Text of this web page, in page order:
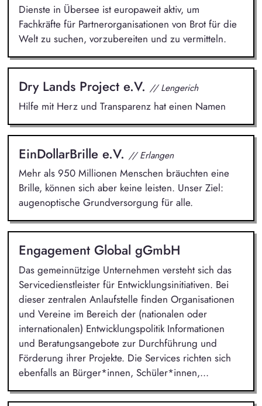
Dienste in Übersee ist europaweit aktiv, um
Fachkräfte für Partnerorganisationen von Brot für die
Welt zu suchen, vorzubereiten und zu vermitteln.
Dry Lands Project e.V. // Lengerich
Hilfe mit Herz und Transparenz hat einen Namen
EinDollarBrille e.V. // Erlangen
Mehr als 950 Millionen Menschen bräuchten eine
Brille, können sich aber keine leisten. Unser Ziel:
augenoptische Grundversorgung für alle.
Engagement Global gGmbH
Das gemeinnützige Unternehmen versteht sich das
Servicedienstleister für Entwicklungsinitiativen. Bei
dieser zentralen Anlaufstelle finden Organisationen
und Vereine im Bereich der (nationalen oder
internationalen) Entwicklungspolitik Informationen
und Beratungsangebote zur Durchführung und
Förderung ihrer Projekte. Die Services richten sich
ebenfalls an Bürger*innen, Schüler*innen,...